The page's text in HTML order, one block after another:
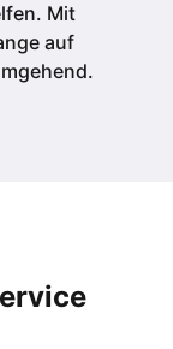
Mit
auf